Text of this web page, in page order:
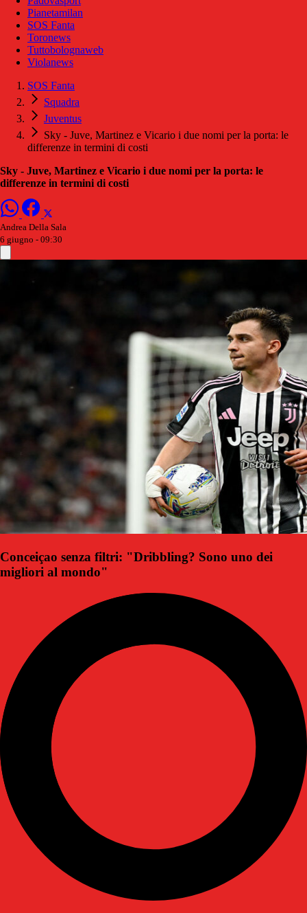
Pianetamilan
SOS Fanta
Toronews
Tuttobolognaweb
Violanews
SOS Fanta
Squadra
Juventus
Sky - Juve, Martinez e Vicario i due nomi per la porta: le
differenze in termini di costi
Sky - Juve, Martinez e Vicario i due nomi per la porta: le
differenze in termini di costi
Andrea Della Sala
6 giugno - 09:30
Conceiçao senza filtri: "Dribbling? Sono uno dei
migliori al mondo"